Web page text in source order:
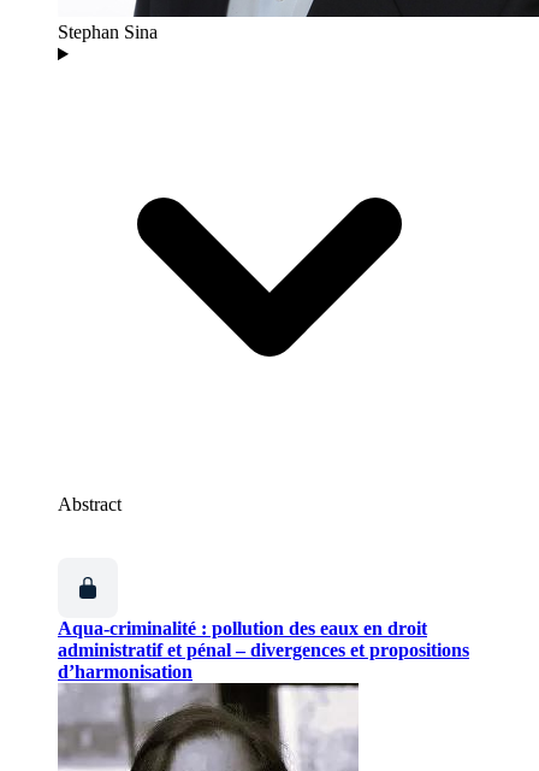
Stephan Sina
Abstract
Aqua-criminalité : pollution des eaux en droit
administratif et pénal – divergences et propositions
d’harmonisation